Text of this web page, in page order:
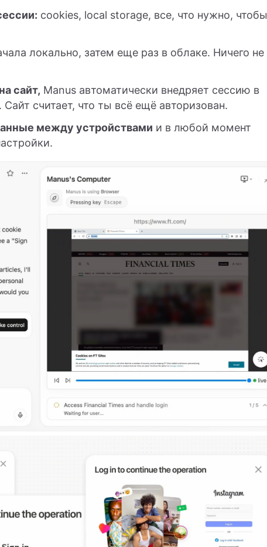
cookies, local storage, все, что нужно, чтобы
локально, затем еще раз в облаке. Ничего не
сайт, Manus автоматически внедряет сессию в
считает, что ты всё ещё авторизован.
между устройствами и в любой момент